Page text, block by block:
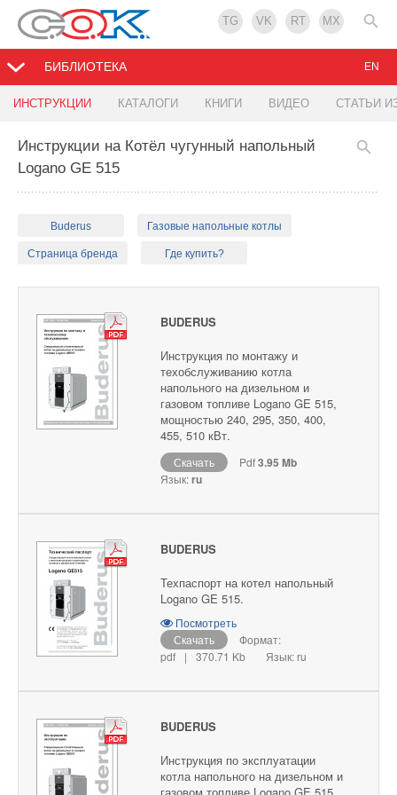
TG VK RT MX
БИБЛИОТЕКА
ИНСТРУКЦИИ КАТАЛОГИ КНИГИ ВИДЕО СТАТЬИ
EN
Инструкции на Котёл чугунный напольный
Logano GE 515
Buderus Газовые напольные котлы
Страница бренда Где купить?
BUDERUS
Инструкция по монтажу и
техобслуживанию котла
напольного на дизельном и
газовом топливе Logano GE 515,
мощностью 240, 295, 350, 400,
455, 510 кВт.
Скачать Pdf3.95 Mb
Язык:ru
BUDERUS
Техпаспорт на котел напольный
Logano GE 515.
Посмотреть
Скачать
Формат:
pdf
| 370.71 Kb Язык: ru
BUDERUS
Инструкция по эксплуатации
котла напольного на дизельном и